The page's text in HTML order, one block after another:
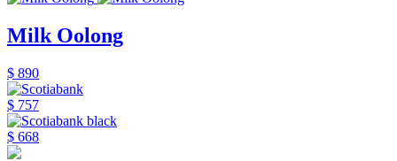
Milk Oolong
$ 890
$ 757
$ 668